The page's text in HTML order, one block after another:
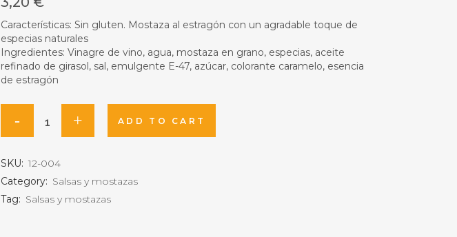
Características: Sin gluten. Mostaza al estragón con un agradable toque de
especias naturales
Ingredientes: Vinagre de vino, agua, mostaza en grano, especias, aceite
refinado de girasol, sal, emulgente E-47, azúcar, colorante caramelo, esencia
de estragón
al
Estragón
Louit
ADD TO CART
SKU: 12-004
Category: Salsas y mostazas
Tag: Salsas y mostazas